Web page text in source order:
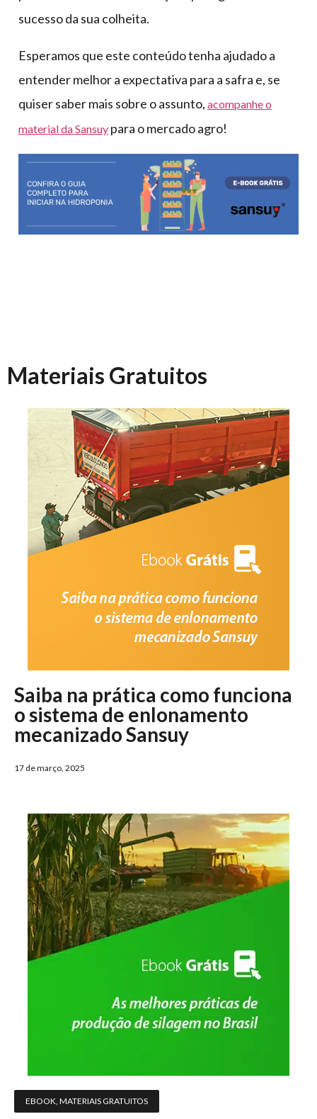
sucesso da sua colheita.
Esperamos que este conteúdo tenha ajudado a
entender melhor a expectativa para a safra e, se
quiser saber mais sobre o assunto, acompanhe o
material da Sansuy para o mercado agro!
Materiais Gratuitos
Saiba na prática como funciona
o sistema de enlonamento
mecanizado Sansuy
17 de março, 2025
EBOOK MATERIAIS GRATUITOS